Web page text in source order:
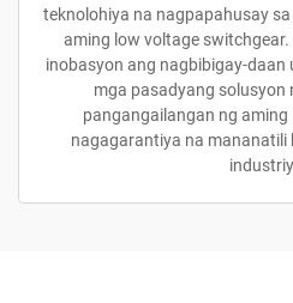
teknolohiya na nagpapahusay
aming low voltage
inobasyon ang nagbibigay-daan
mga pasadyang solusyon
pangangailangan ng aming
nagagarantiya na mananatili